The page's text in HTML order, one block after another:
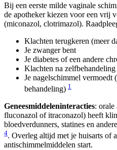
Bij een eerste milde vaginale
de apotheker kiezen voor een vrij
(miconazol, clotrimazol).
Klachten terugkeren (meer
Je zwanger bent
Je diabetes of een andere
Klachten na
Je nagelschimmel
behandeling) 1
Geneesmiddeleninteracties: orale
fluconazol of itraconazol) heeft
bloedverdunners, statines en
4. Overleg altijd met je huisarts of
antischimmelmiddelen start.